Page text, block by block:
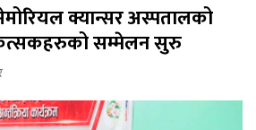
क्यान्सर अस्पतालको
सम्मेलन सुरु